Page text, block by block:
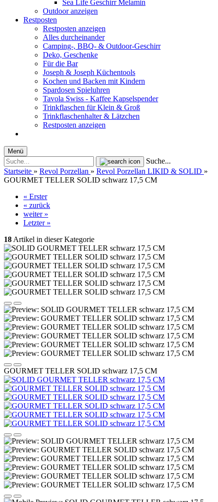
Sea Life Geschirr Melamin
Outdoor anzeigen
Restposten
Restposten anzeigen
Alles durcheinander
Camping-, BBQ- & Outdoor-Geschirr
Deko, Geschenke
Für die Bar
Joseph & Joseph Küchentools
Kochen und Backen mit Kindern
Spardosen Spieluhren
Tavola Swiss - Kaffee Kapselspender
Trinkflaschen für Klein & Groß
Trinkflaschenhalter & Lätzchen
Restposten anzeigen
Menü
Suche...
Startseite » Revol Porzellan » Revol Porzellan LIKID & SOLID »
GOURMET TELLER SOLID schwarz 17,5 CM
« Erster
« zurück
weiter »
Letzter »
18 Artikel in dieser Kategorie
GOURMET TELLER SOLID schwarz 17,5 CM